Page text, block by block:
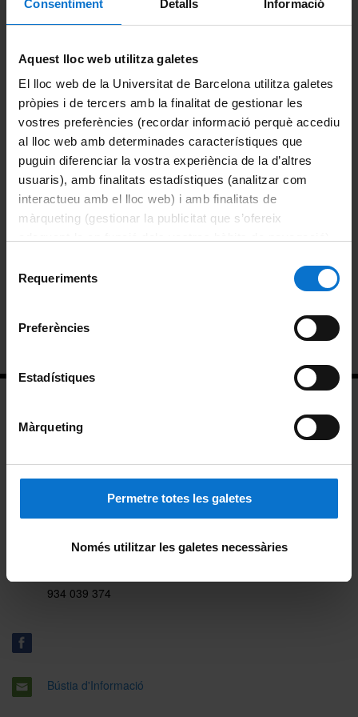
Consentiment Detalls Informació
Aquest lloc web utilitza galetes
El lloc web de la Universitat de Barcelona utilitza galetes
pròpies i de tercers amb la finalitat de gestionar les
vostres preferències (recordar informació perquè accediu
al lloc web amb determinades característiques que
puguin diferenciar la vostra experiència de la d’altres
usuaris), amb finalitats estadístiques (analitzar com
interactueu amb el lloc web) i amb finalitats de
màrqueting (gestionar la publicitat que s’ofereix
consultar laPolítica de galetes del lloc web de la
Requeriments
Preferències
Estadístiques
Màrqueting
Permetre totes les galetes
Només utilitzar les galetes necessàries
Español
El Departament
Organització
Membres
Actualitat
Multimèdia
Campus Virtual
Facultat de Física
Martí i Franquès, 1
934 039 374
Bústia d'Informació